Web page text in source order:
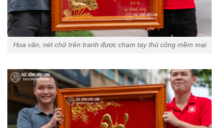
Hoa văn, nét chữ trên tranh được chạm tay thủ công mềm mại